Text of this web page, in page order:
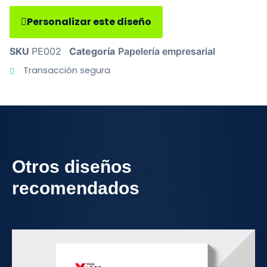
Personalizar este diseño
SKU PE002 Categoría Papelería empresarial
Transacción segura
Otros diseños
recomendados